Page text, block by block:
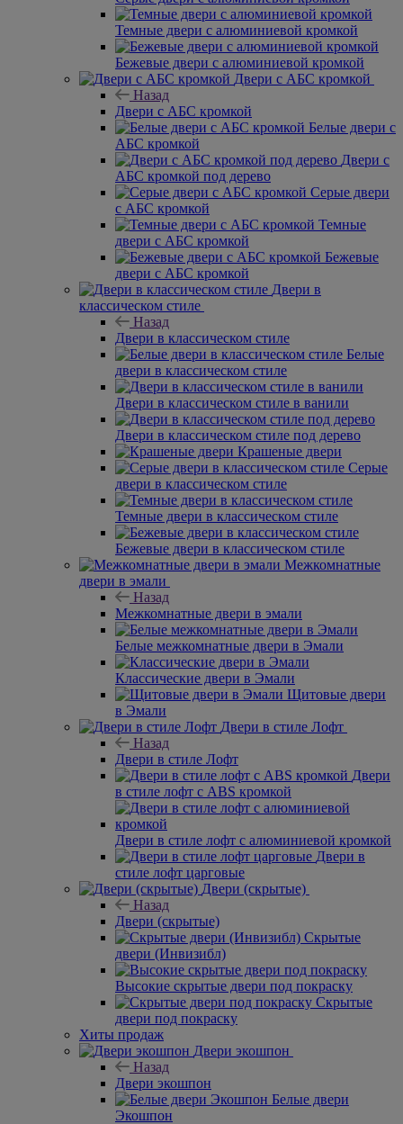
Темные двери с алюминиевой кромкой
Бежевые двери с алюминиевой кромкой
Двери с АБС кромкой
Назад
Двери с АБС кромкой
Белые двери с
АБС кромкой
Двери с
АБС кромкой под дерево
Серые двери
с АБС кромкой
Темные
двери с АБС кромкой
Бежевые
двери с АБС кромкой
Двери в
классическом стиле
Назад
Двери в классическом стиле
Белые
двери в классическом стиле
Двери в классическом стиле в ванили
Двери в классическом стиле под дерево
Крашеные двери
Серые
двери в классическом стиле
Темные двери в классическом стиле
Бежевые двери в классическом стиле
Межкомнатные
двери в эмали
Назад
Межкомнатные двери в эмали
Белые межкомнатные двери в Эмали
Классические двери в Эмали
Щитовые двери
в Эмали
Двери в стиле Лофт
Назад
Двери в стиле Лофт
Двери
в стиле лофт с ABS кромкой
Двери в стиле лофт с алюминиевой кромкой
Двери в
стиле лофт царговые
Двери (скрытые)
Назад
Двери (скрытые)
Скрытые
двери (Инвизибл)
Высокие скрытые двери под покраску
Скрытые
двери под покраску
Хиты продаж
Двери экошпон
Назад
Двери экошпон
Белые двери
Экошпон